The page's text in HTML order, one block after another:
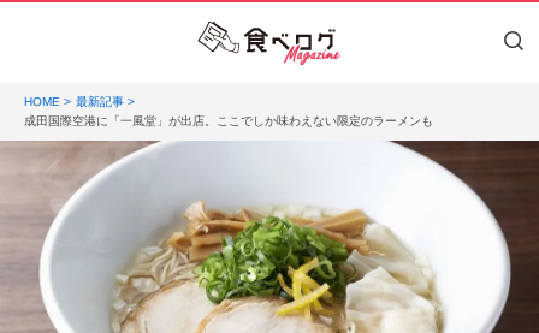
HOME
最新記事
成田国際空港に「一風堂」が出店。ここでしか味わえない限定のラーメンも